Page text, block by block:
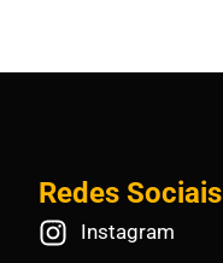
Redes Sociais
Instagram